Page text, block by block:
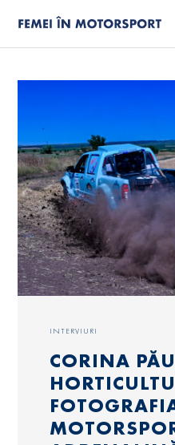
INTERVIURI
CORINA